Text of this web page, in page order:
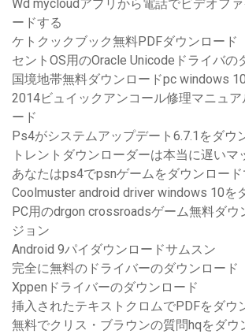
Wd mycloudアプリから電話でビデオフ
ードする
ケトクックブック無料PDFダウンロード
セントOS用のOracle Unicodeドライバの
国境地帯無料ダウンロードpc windows 10
2014ビュイックアンコール修理マニュア
ード
Ps4がシステムアップデート6.7.1をダウ
トレントダウンローダーは本当に遅いマ
あなたはps4でpsnゲームをダウンロード
Coolmuster android driver windows 10を
PC用のdrgon crossroadsゲーム無料ダウ
ジョン
Android 9パイダウンロードサムスン
完全に無料のドライバーのダウンロード
Xppenドライバーのダウンロード
挿入されたテキストクロムでPDFをダウ
無料でクリス・ブラウンの質問hqをダウ